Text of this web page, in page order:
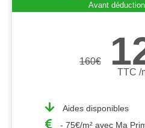
Avant
160€
TTC /
Aides disponibles
- 75€/m² avec Ma